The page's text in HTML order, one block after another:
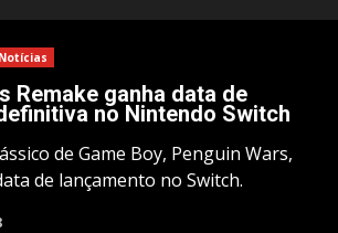
Notícias
Remake ganha data de
no Nintendo Switch
de Game Boy, Penguin Wars,
de lançamento no Switch.